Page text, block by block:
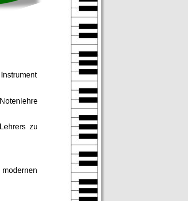
Instrument
Notenlehre
Lehrers zu
modernen